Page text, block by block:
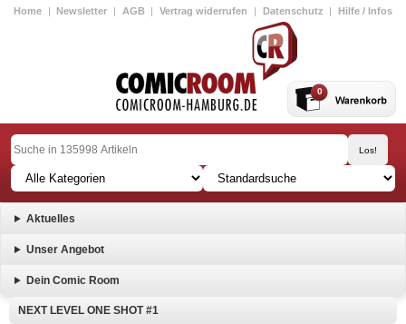
Home | Newsletter | AGB | Vertrag widerrufen | Datenschutz | Hilfe / Infos
0
Aktuelles
Unser Angebot
Dein Comic Room
NEXT LEVEL ONE SHOT #1